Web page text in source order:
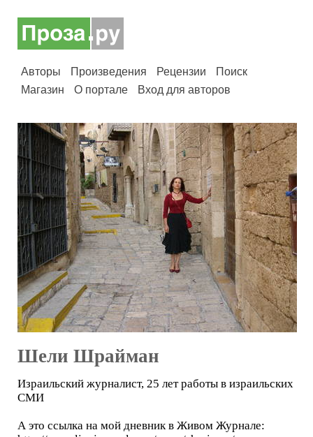
Авторы Произведения Рецензии
Поиск
Магазин
О портале Вход для авторов
Шели Шрайман
Израильский журналист, 25 лет работы в израильских
СМИ
А это ссылка на мой дневник в Живом Журнале: